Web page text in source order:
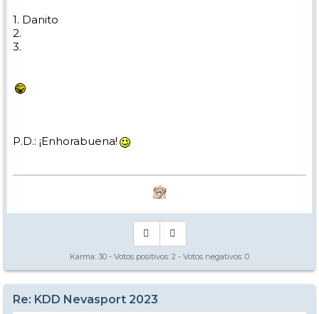
1. Danito
2.
3.
P.D.: ¡Enhorabuena!
Karma: 30 - Votos positivos: 2 - Votos negativos: 0
Re: KDD Nevasport 2023